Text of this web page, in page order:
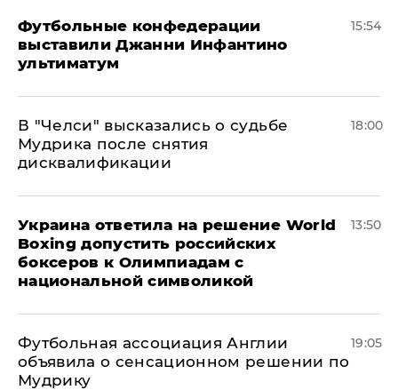
Футбольные конфедерации
выставили Джанни Инфантино
ультиматум
15:54
В "Челси" высказались о судьбе
Мудрика после снятия
дисквалификации
18:00
Украина ответила на решение World
Boxing допустить российских
боксеров к Олимпиадам с
национальной символикой
13:50
Футбольная ассоциация Англии
объявила о сенсационном решении по
Мудрику
19:05